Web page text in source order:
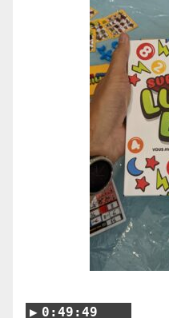
0:49:49